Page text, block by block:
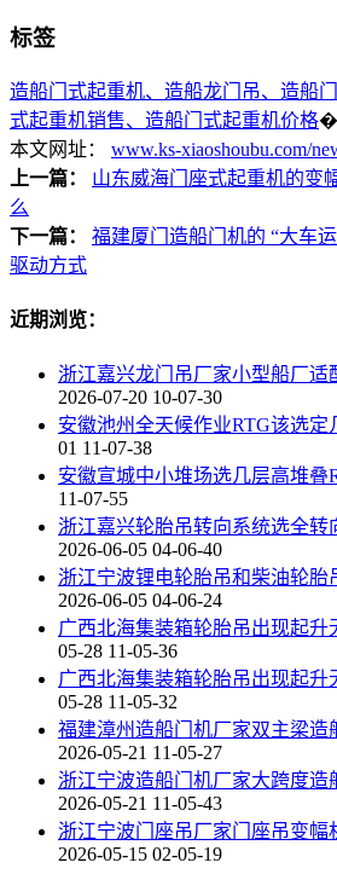
标签
造船门式起重机、造船龙门吊、造船
式起重机销售、造船门式起重机价格�
本文网址： www.ks-xiaoshoubu.com/
上一篇：
山东威海门座式起重机的变
么
下一篇：
福建厦门造船门机的 “大车
驱动方式
近期浏览：
浙江嘉兴龙门吊厂家小型船厂适
2026-07-20 10-07-30
安徽池州全天候作业RTG该选定
01 11-07-38
安徽宣城中小堆场选几层高堆叠
11-07-55
浙江嘉兴轮胎吊转向系统选全转
2026-06-05 04-06-40
浙江宁波锂电轮胎吊和柴油轮胎
2026-06-05 04-06-24
广西北海集装箱轮胎吊出现起升
05-28 11-05-36
广西北海集装箱轮胎吊出现起升
05-28 11-05-32
福建漳州造船门机厂家双主梁造
2026-05-21 11-05-27
浙江宁波造船门机厂家大跨度造
2026-05-21 11-05-43
浙江宁波门座吊厂家门座吊变幅
2026-05-15 02-05-19